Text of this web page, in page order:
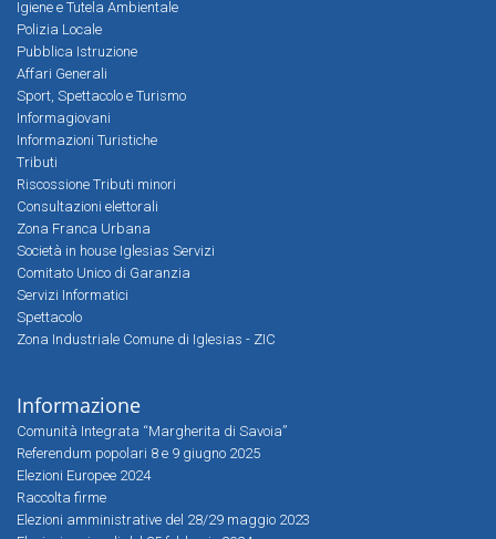
Igiene e Tutela Ambientale
Polizia Locale
Pubblica Istruzione
Affari Generali
Sport, Spettacolo e Turismo
Informagiovani
Informazioni Turistiche
Tributi
Riscossione Tributi minori
Consultazioni elettorali
Zona Franca Urbana
Società in house Iglesias Servizi
Comitato Unico di Garanzia
Servizi Informatici
Spettacolo
Zona Industriale Comune di Iglesias - ZIC
Informazione
Comunità Integrata “Margherita di Savoia”
Referendum popolari 8 e 9 giugno 2025
Elezioni Europee 2024
Raccolta firme
Elezioni amministrative del 28/29 maggio 2023